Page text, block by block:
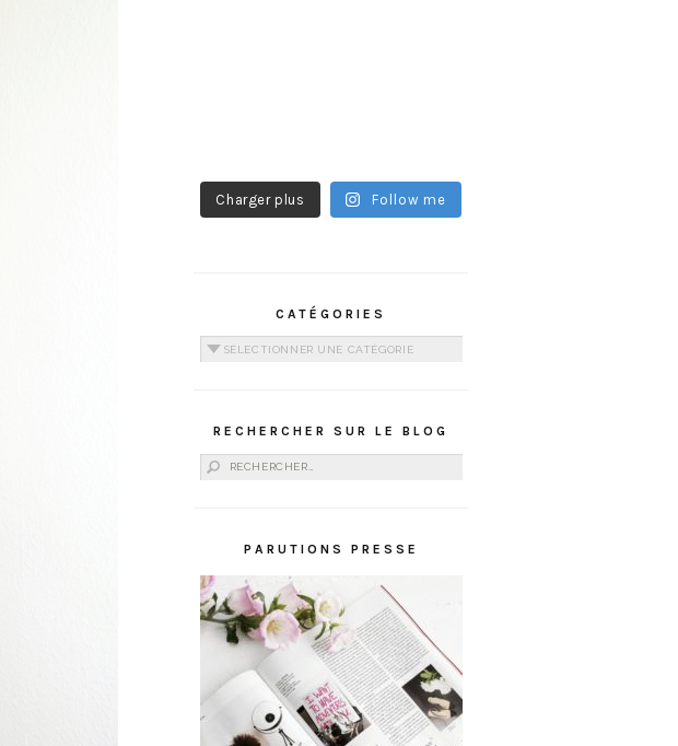
Charger plus Follow me
CATÉGORIES
Catégories
RECHERCHER SUR LE BLOG
Rechercher :
PARUTIONS PRESSE